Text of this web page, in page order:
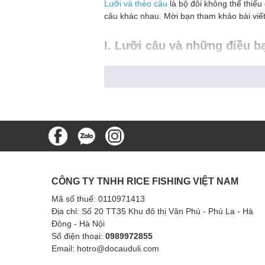
Lưỡi và thẻo câu là bộ đôi không thể
câu khác nhau. Mời bạn tham khảo bài
I. Lưỡi câu và những điều
2. Phân loại lưỡi câu theo hình
Lưỡi câu trên thị trường hiện nay có rất
thẳng đơn giản, lưỡi câu cong hình chữ C
2.2. Phân loại theo ứng dụng
Tùy theo từng loại cá và môi trường
dày sẽ dùng khi câu cá tra, cá trắm lớn;
CÔNG TY TNHH RICE FISHING VIỆT NAM
Mã số thuế: 0110971413
Địa chỉ: Số 20 TT35 Khu đô thị Văn Phú - Phú La - Hà
Đông - Hà Nội
Số điện thoại: 0989972855
Email: hotro@docauduli.com